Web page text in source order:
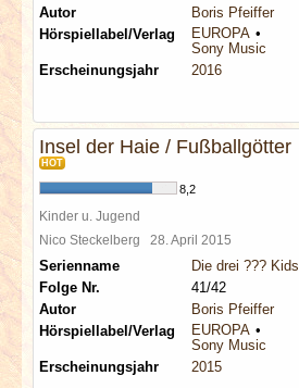
Autor
Boris Pfeiffer
Hörspiellabel/Verlag
EUROPA
Sony Music
Erscheinungsjahr
2016
Insel der Haie / Fußballgötter
HOT
8,2
Kinder u. Jugend
Nico Steckelberg 28. April 2015
Serienname
Die drei ??? Kids
Folge Nr.
41/42
Autor
Boris Pfeiffer
Hörspiellabel/Verlag
EUROPA
Sony Music
Erscheinungsjahr
2015